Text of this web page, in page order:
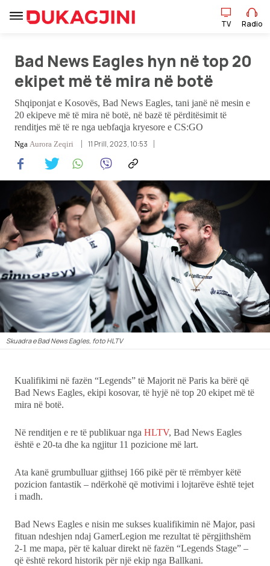
TV Radio
Lajme
Sport
Pikëpamje
Art Jete
Kulturë
Showbiz
Ekonomi
Teknologji
DuVideo
TV Radio
Bad News Eagles hyn në top 20
ekipet më të mira në botë
Shqiponjat e Kosovës, Bad News Eagles, tani janë në mesin e
20 ekipeve më të mira në botë, në bazë të përditësimit të
renditjes më të re nga uebfaqja kryesore e CS:GO
Nga Aurora Zeqiri 11 Prill, 2023, 10:53
Skuadra e Bad News Eagles, foto HLTV
Kualifikimi në fazën “Legends” të Majorit në Paris ka bërë që
Bad News Eagles, ekipi kosovar, të hyjë në top 20 ekipet më të
mira në botë.
Në renditjen e re të publikuar nga HLTV, Bad News Eagles
është e 20-ta dhe ka ngjitur 11 pozicione më lart.
Ata kanë grumbulluar gjithsej 166 pikë për të rrëmbyer këtë
pozicion fantastik – ndërkohë që motivimi i lojtarëve është tejet
i madh.
Bad News Eagles e nisin me sukses kualifikimin në Major, pasi
fituan ndeshjen ndaj GamerLegion me rezultat të përgjithshëm
2-1 me mapa, për të kaluar direkt në fazën “Legends Stage” –
që është rekord historik për një ekip nga Ballkani.